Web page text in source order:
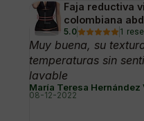
Faja reductiva
colombiana
5.0 1
Muy buena, su
temperaturas sin
lavable
María Teresa Hernández
08-12-2022